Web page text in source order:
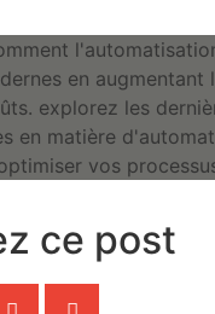
ce post